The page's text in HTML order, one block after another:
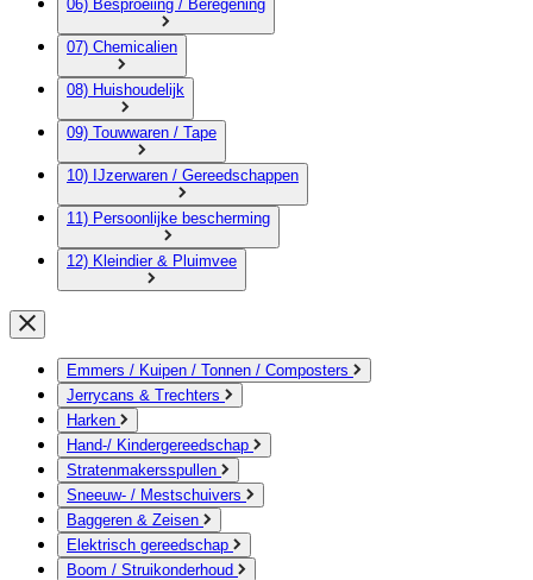
06) Besproeiing / Beregening
07) Chemicalien
08) Huishoudelijk
09) Touwwaren / Tape
10) IJzerwaren / Gereedschappen
11) Persoonlijke bescherming
12) Kleindier & Pluimvee
Emmers / Kuipen / Tonnen / Composters
Jerrycans & Trechters
Harken
Hand-/ Kindergereedschap
Stratenmakersspullen
Sneeuw- / Mestschuivers
Baggeren & Zeisen
Elektrisch gereedschap
Boom / Struikonderhoud